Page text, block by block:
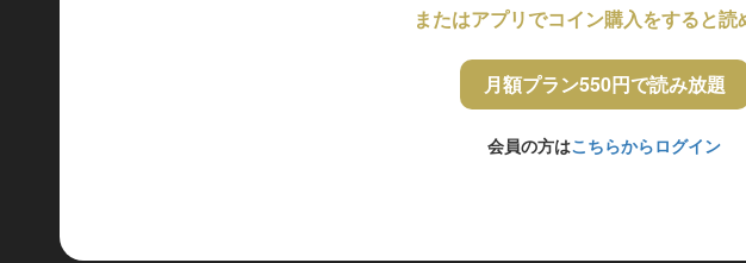
またはアプリでコイン購入をすると読
月額プラン550円で読み放題
会員の方はこちらからログイン